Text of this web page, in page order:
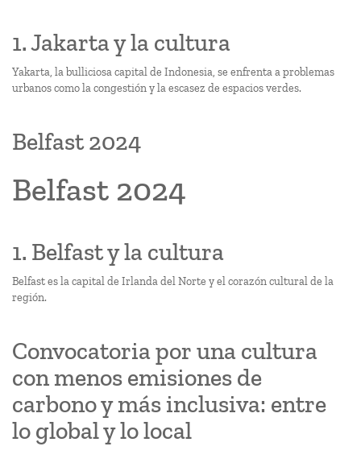
1. Jakarta y la cultura
Yakarta, la bulliciosa capital de Indonesia, se enfrenta a problemas
urbanos como la congestión y la escasez de espacios verdes.
Belfast 2024
Belfast 2024
1. Belfast y la cultura
Belfast es la capital de Irlanda del Norte y el corazón cultural de la
región.
Convocatoria por una cultura
con menos emisiones de
carbono y más inclusiva: entre
lo global y lo local